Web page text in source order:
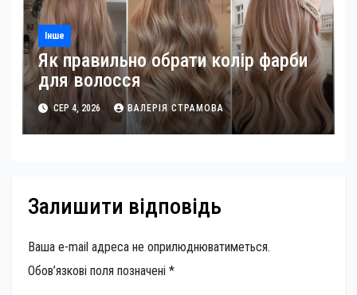
Інше
Як правильно обрати колір фарби
для волосся
СЕР 4, 2026 ВАЛЕРІЯ СТРАМОВА
Залишити відповідь
Ваша e-mail адреса не оприлюднюватиметься.
Обов’язкові поля позначені *